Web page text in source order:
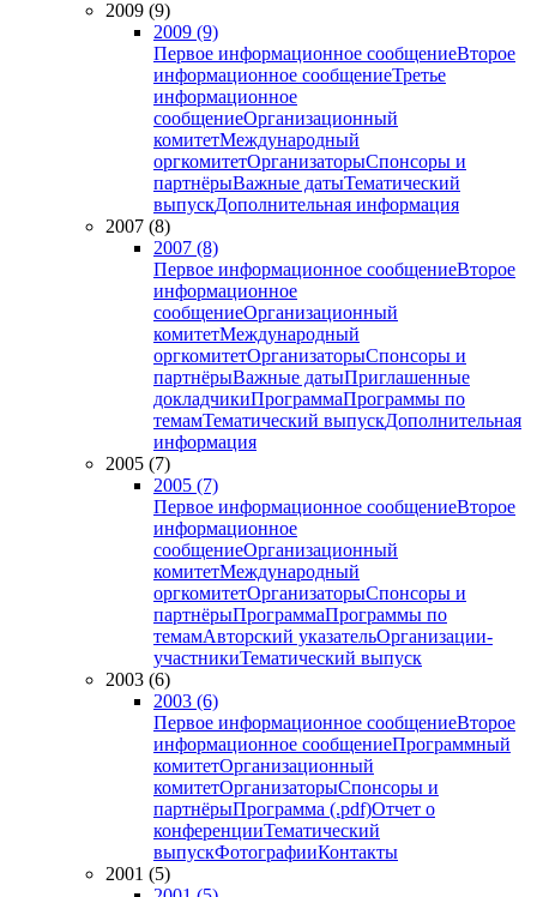
2009 (9)
2009 (9)
Первое информационное сообщениеВторое
информационное сообщениеТретье
информационное
сообщениеОрганизационный
комитетМеждународный
оргкомитетОрганизаторыСпонсоры и
партнёрыВажные датыТематический
выпускДополнительная информация
2007 (8)
2007 (8)
Первое информационное сообщениеВторое
информационное
сообщениеОрганизационный
комитетМеждународный
оргкомитетОрганизаторыСпонсоры и
партнёрыВажные датыПриглашенные
докладчикиПрограммаПрограммы по
темамТематический выпускДополнительная
информация
2005 (7)
2005 (7)
Первое информационное сообщениеВторое
информационное
сообщениеОрганизационный
комитетМеждународный
оргкомитетОрганизаторыСпонсоры и
партнёрыПрограммаПрограммы по
темамАвторский указательОрганизации-
участникиТематический выпуск
2003 (6)
2003 (6)
Первое информационное сообщениеВторое
информационное сообщениеПрограммный
комитетОрганизационный
комитетОрганизаторыСпонсоры и
партнёрыПрограмма (.pdf)Отчет о
конференцииТематический
выпускФотографииКонтакты
2001 (5)